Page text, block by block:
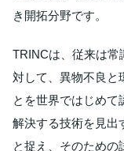
き開拓分野です。
TRINCは、従来は常
対して、異物不良と
とを世界ではじめて
解決する技術を見出
と捉え、そのための